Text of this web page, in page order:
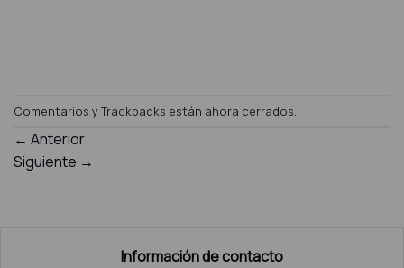
Comentarios y Trackbacks están ahora cerrados.
← Anterior
Siguiente →
Información de contacto